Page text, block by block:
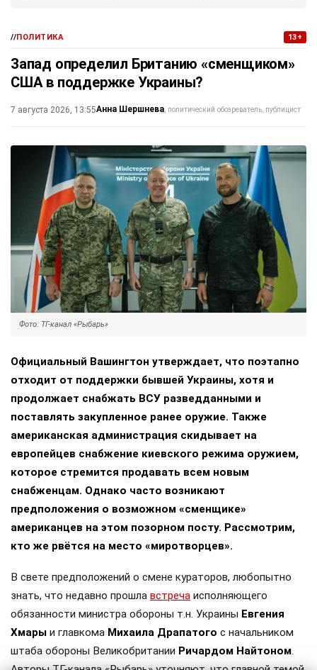
//ПОЛИТИКА 13+
Запад определил Британию «сменщиком»
США в поддержке Украины?
7 августа 2026, 13:55Анна Шершнева политический обозреватель, публицист
Фото: ТГ-канал «Рыбарь»
Официальный Вашингтон утверждает, что поэтапно
отходит от поддержки бывшей Украины, хотя и
продолжает снабжать ВСУ разведданными и
поставлять закупленное ранее оружие. Также
американская администрация скидывает на
европейцев снабжение киевского режима оружием,
которое стремится продавать всем новым
снабженцам. Однако часто возникают
предположения о возможном «сменщике»
американцев на этом позорном посту. Рассмотрим,
кто же рвётся на место «миротворцев».
В свете предположений о смене кураторов, любопытно
знать, что недавно прошла встреча исполняющего
обязанности министра обороны т.н. Украины Евгения
Хмары и главкома Михаила Драпатого с начальником
штаба обороны Великобритании Ричардом Найтоном.